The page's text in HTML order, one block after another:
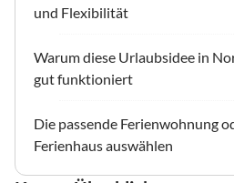
und Flexibilität
Warum diese Urlaubsidee in
gut funktioniert
Die passende Ferienwohnung
Ferienhaus auswählen